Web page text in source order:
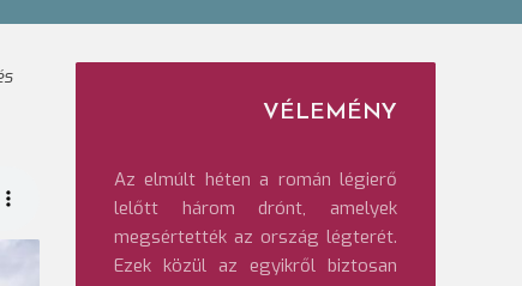
VÉLEMÉNY
Az elmúlt héten a román légierő
lelőtt három drónt, amelyek
megsértették az ország légterét.
Ezek közül az egyikről biztosan